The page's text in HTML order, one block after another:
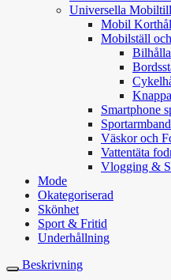
Universella
Mobil
Mobilställ
Smartphone
Sportarmband
Väskor och
Vattentäta
Vlogging &
Mode
Okategoriserad
Skönhet
Sport & Fritid
Underhållning
Beskrivning